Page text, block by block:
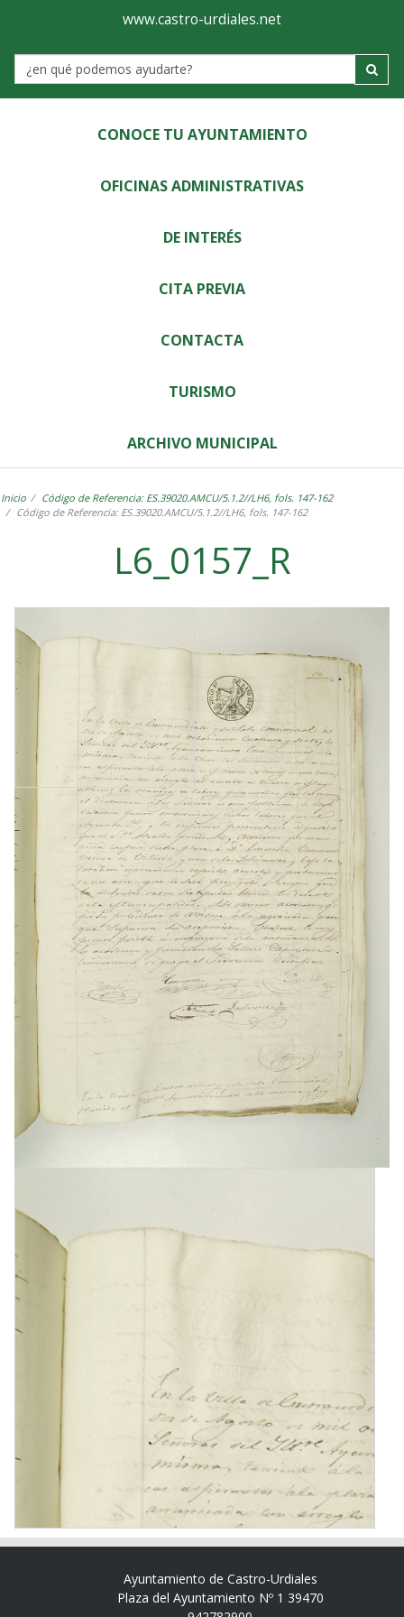
Ayuntamiento
de
Castro-
Urdiales
www.castro-urdiales.net
Label
CONOCE TU AYUNTAMIENTO
OFICINAS ADMINISTRATIVAS
DE INTERÉS
CITA PREVIA
CONTACTA
TURISMO
ARCHIVO MUNICIPAL
Inicio
Código de Referencia: ES.39020.AMCU/5.1.2//LH6, fols. 147-162
Código de Referencia: ES.39020.AMCU/5.1.2//LH6, fols. 147-162
L6_0157_R
Ayuntamiento de Castro-Urdiales
Plaza del Ayuntamiento Nº 1 39470